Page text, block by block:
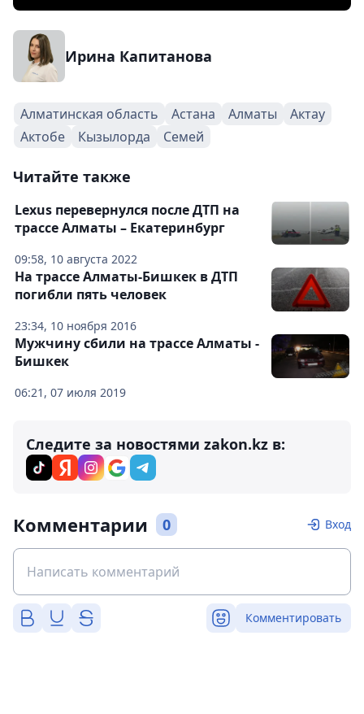
Ирина Капитанова
Алматинская область Астана Алматы
Актау
Актобе
Кызылорда Семей
Читайте также
09:58, 10 августа 2022
Lexus перевернулся после ДТП на
трассе Алматы – Екатеринбург
23:34, 10 ноября 2016
На трассе Алматы-Бишкек в ДТП
погибли пять человек
06:21, 07 июля 2019
Мужчину сбили на трассе Алматы -
Бишкек
Следите за новостями zakon.kz в:
Комментарии 0 Вход
Комментировать